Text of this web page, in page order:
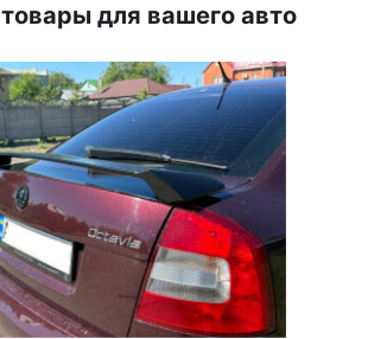
товары для вашего авто